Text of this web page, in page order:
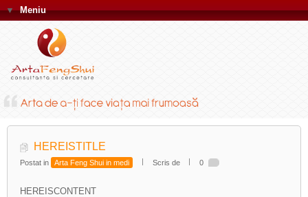
▼Meniu
HEREISTITLE
Postat in Arta Feng Shui in medi Scris de 0
HEREISCONTENT